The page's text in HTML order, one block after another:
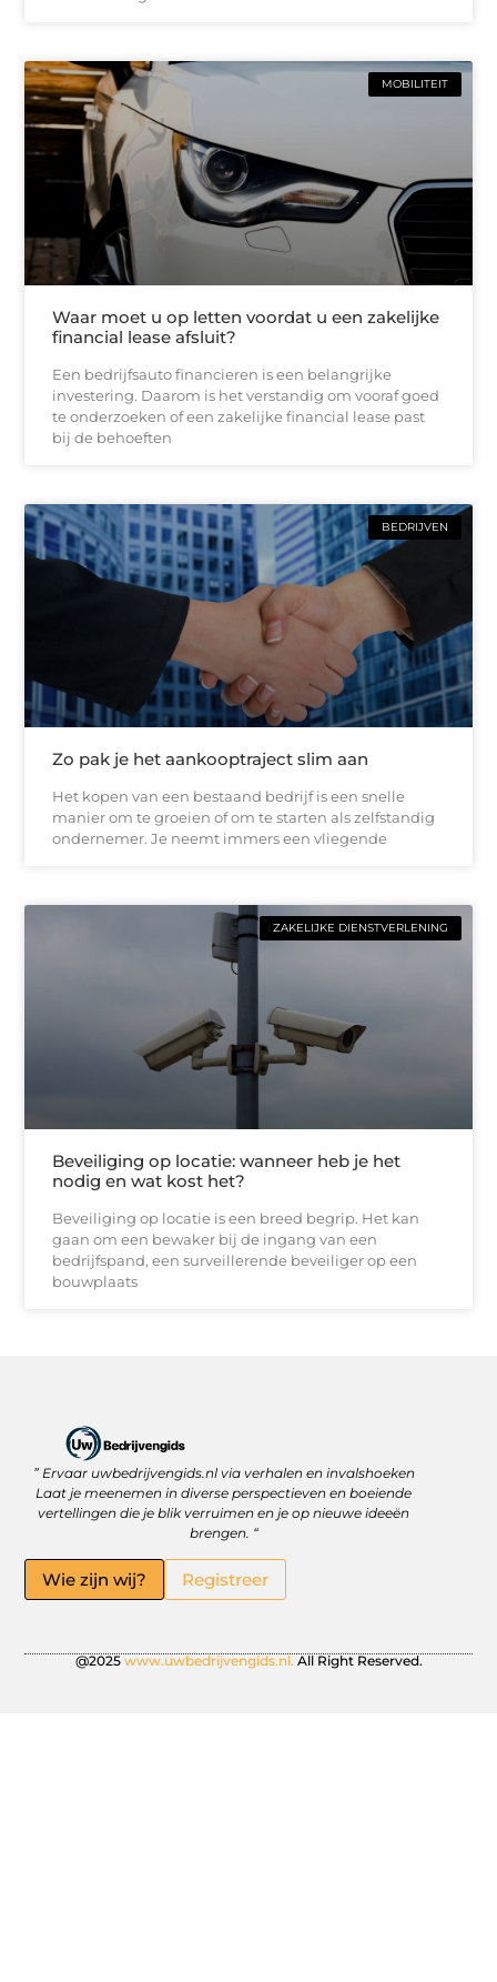
MOBILITEIT
Waar moet u op letten voordat u een zakelijke
financial lease afsluit?
Een bedrijfsauto financieren is een belangrijke
investering. Daarom is het verstandig om vooraf goed
te onderzoeken of een zakelijke financial lease past
bij de behoeften
BEDRIJVEN
Zo pak je het aankooptraject slim aan
Het kopen van een bestaand bedrijf is een snelle
manier om te groeien of om te starten als zelfstandig
ondernemer. Je neemt immers een vliegende
ZAKELIJKE DIENSTVERLENING
Beveiliging op locatie: wanneer heb je het
nodig en wat kost het?
Beveiliging op locatie is een breed begrip. Het kan
gaan om een bewaker bij de ingang van een
bedrijfspand, een surveillerende beveiliger op een
bouwplaats
” Ervaar uwbedrijvengids.nl via verhalen en invalshoeken
Laat je meenemen in diverse perspectieven en boeiende
vertellingen die je blik verruimen en je op nieuwe ideeën
brengen. “
Wie zijn wij? Registreer
@2025 www.uwbedrijvengids.nl. All Right Reserved.